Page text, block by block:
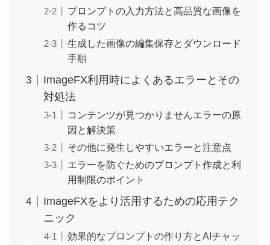
プロンプトの入力方法と高品質な画像を
作るコツ
生成した画像の編集保存とダウンロード
手順
ImageFX利用時によくあるエラーとその
対処法
コンテンツが見つかりませんエラーの原
因と解決策
その他に発生しやすいエラーと注意点
エラーを防ぐためのプロンプト作成と利
用制限のポイント
ImageFXをより活用するための応用テク
ニック
効果的なプロンプトの作り方とAIチャッ